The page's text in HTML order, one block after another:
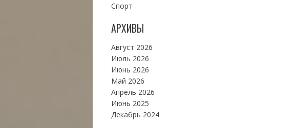
Спорт
АРХИВЫ
Август 2026
Июль 2026
Июнь 2026
Май 2026
Апрель 2026
Июнь 2025
Декабрь 2024